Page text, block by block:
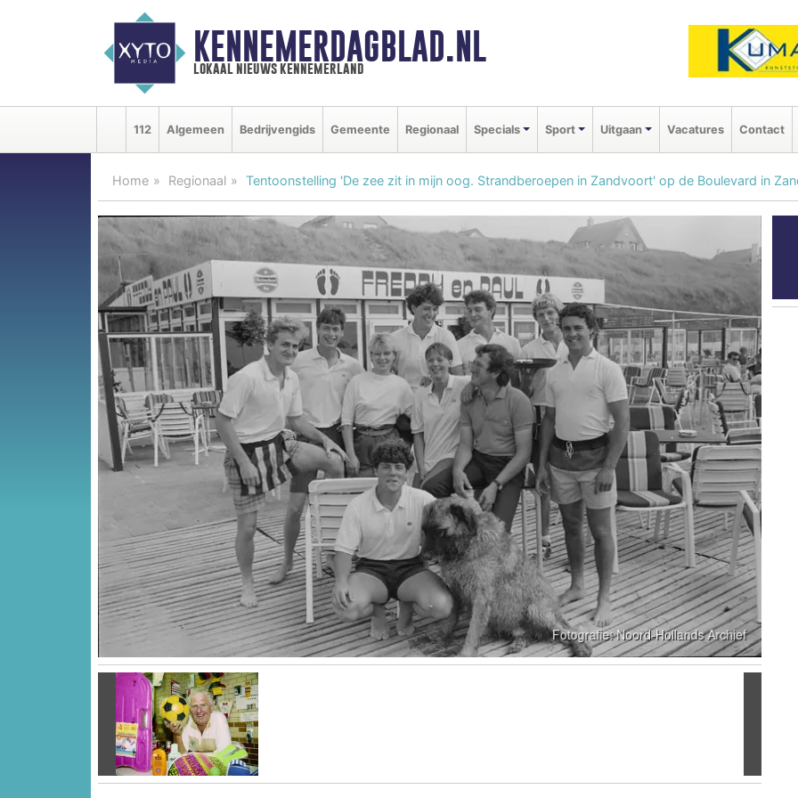
KENNEMERDAGBLAD.NL
lokaal nieuws kennemerland
112 Algemeen Bedrijvengids Gemeente Regionaal Specials Sport Uitgaan Vacatures Contact
Home Regionaal Tentoonstelling 'De zee zit in mijn oog. Strandberoepen in Zandvoort' op de Boulevard in
Vorige